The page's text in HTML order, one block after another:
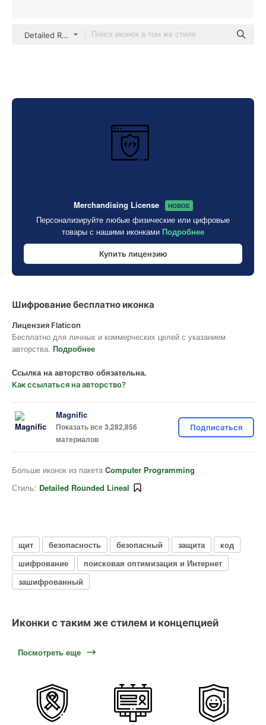
Detailed Rounded Lineal
Merchandising License НОВОЕ
Персонализируйте любые физические или цифровые
товары с нашими иконками Подробнее
Купить лицензию
Шифрование бесплатно иконка
Лицензия Flaticon
Бесплатно для личных и коммерческих целей с указанием
авторства. Подробнее
Ссылка на авторство обязательна.
Как ссылаться на авторство?
Magnific
Показать все 3,282,856
материалов
Подписаться
Больше иконок из пакета Computer Programming
Стиль: Detailed Rounded Lineal
щит безопасность безопасный защита
код
шифрование
поисковая оптимизация и Интернет
зашифрованный
Иконки с таким же стилем и концепцией
Посмотреть еще